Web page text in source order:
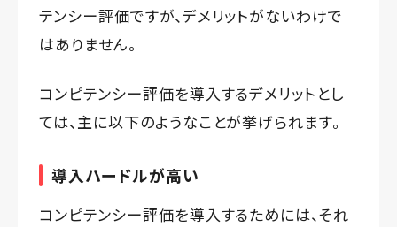
テンシー評価ですが、デメリットがないわけで
はありません。
コンピテンシー評価を導入するデメリットとし
ては、主に以下のようなことが挙げられます。
導入ハードルが高い
コンピテンシー評価を導入するためには、それ